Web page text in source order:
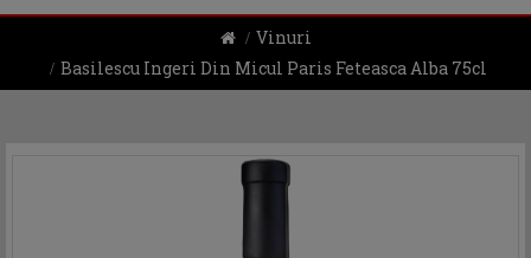
Vinuri
Basilescu Ingeri Din Micul Paris Feteasca Alba 75cl